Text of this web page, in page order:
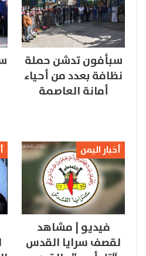
سبأفون تدشن حملة
نظافة بعدد من أحياء
أمانة العاصمة
أخبار اليمن
فيديو | مشاهد
لقصف سرايا القدس